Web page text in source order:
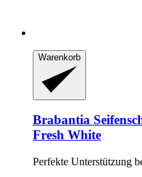
Warenkorb
Brabantia
Fresh White
Perfekte Unterstützung